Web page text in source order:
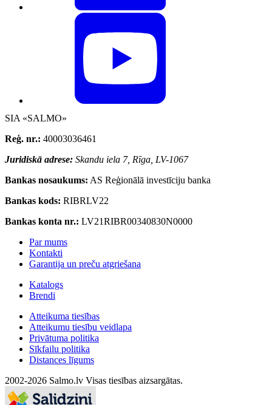
SIA «SALMO»
Reģ. nr.: 40003036461
Juridiskā adrese: Skandu iela 7, Rīga, LV-1067
Bankas nosaukums: AS Reģionālā investīciju banka
Bankas kods: RIBRLV22
Bankas konta nr.: LV21RIBR00340830N0000
Par mums
Kontakti
Garantija un preču atgriešana
Katalogs
Brendi
Atteikuma tiesības
Atteikumu tiesību veidlapa
Privātuma politika
Sīkfailu politika
Distances līgums
2002-2026 Salmo.lv Visas tiesības aizsargātas.